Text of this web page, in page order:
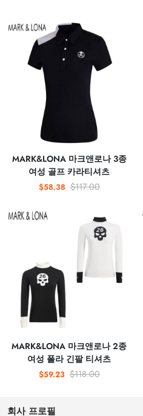
MARK&LONA 마크앤로나 3종
여성 골프 카라티셔츠
$58.38 $117.00
MARK&LONA 마크앤로나 2종
여성 폴라 긴팔 티셔츠
$59.23 $118.00
회사 프로필